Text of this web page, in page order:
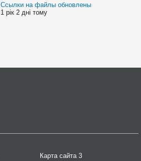
Ссылки на файлы обновлены
1 рік 2 дні тому
Карта сайта 3